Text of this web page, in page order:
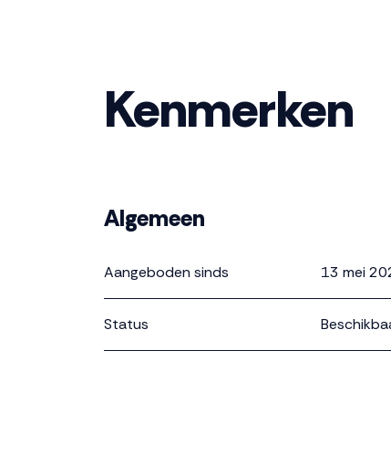
Kenmerken
Algemeen
Aangeboden sinds 13 mei
Status